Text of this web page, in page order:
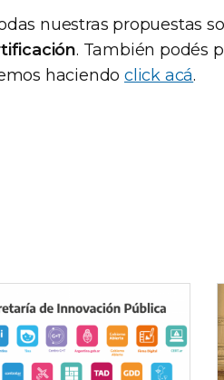
nuestras propuestas
. También podés
haciendo click acá.